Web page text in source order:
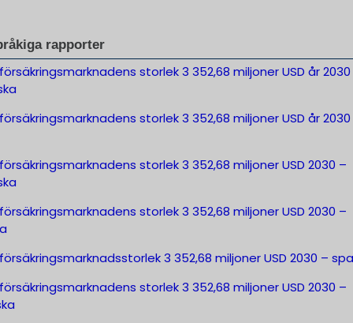
rapporter
storlek 3 352,68 miljoner USD år
storlek 3 352,68 miljoner USD år
storlek 3 352,68 miljoner USD 2030 –
storlek 3 352,68 miljoner USD 2030 –
3 352,68 miljoner USD 2030 –
storlek 3 352,68 miljoner USD 2030 –